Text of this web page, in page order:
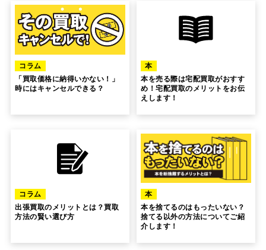
コラム
「買取価格に納得いかない！」
時にはキャンセルできる？
本
本を売る際は宅配買取がおすす
め！宅配買取のメリットをお伝
えします！
コラム
出張買取のメリットとは？買取
方法の賢い選び方
本
本を捨てるのはもったいない？
捨てる以外の方法についてご紹
介します！